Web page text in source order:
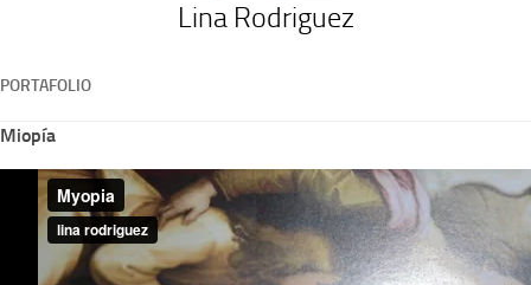
Lina Rodriguez
PORTAFOLIO
Miopía